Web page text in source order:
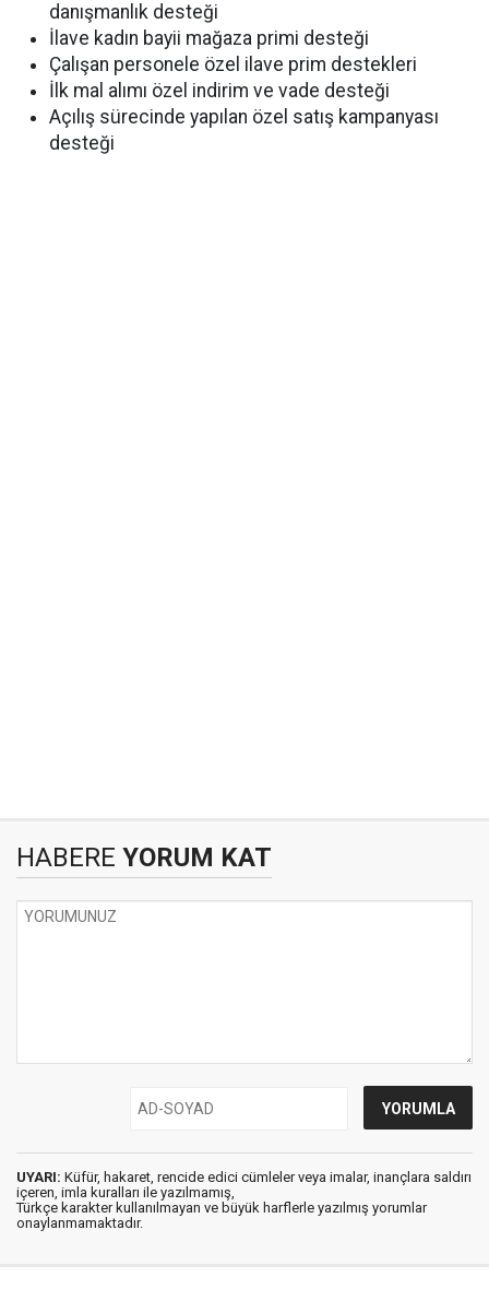
danışmanlık desteği
İlave kadın bayii mağaza primi desteği
Çalışan personele özel ilave prim destekleri
İlk mal alımı özel indirim ve vade desteği
Açılış sürecinde yapılan özel satış kampanyası
desteği
HABERE YORUM KAT
UYARI: Küfür, hakaret, rencide edici cümleler veya imalar, inançlara saldırı
içeren, imla kuralları ile yazılmamış,
Türkçe karakter kullanılmayan ve büyük harflerle yazılmış yorumlar
onaylanmamaktadır.